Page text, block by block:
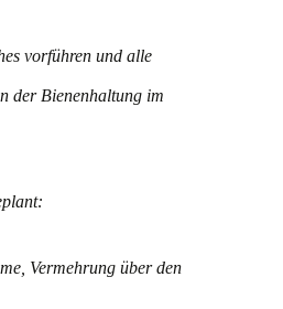
vorführen und alle
der Bienenhaltung im
Vermehrung über den